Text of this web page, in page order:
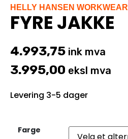
HELLY HANSEN WORKWEAR
FYRE JAKKE
4.993,75 ink mva
3.995,00 eksl mva
Levering 3-5 dager
Farge